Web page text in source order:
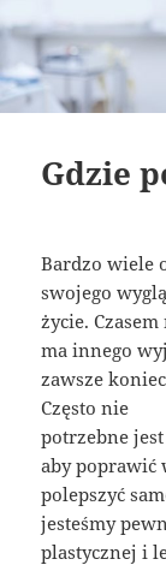
Gdzie
Bardzo wiele
swojego
życie. Czasem
ma innego
zawsze
Często nie
potrzebne
aby poprawić
polepszyć
jesteśmy
plastycznej i